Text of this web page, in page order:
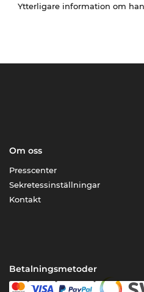
Ytterligare information om
Om oss
Presscenter
Sekretessinställningar
Kontakt
Betalningsmetoder